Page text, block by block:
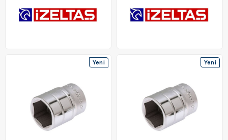
Yeni
Yeni